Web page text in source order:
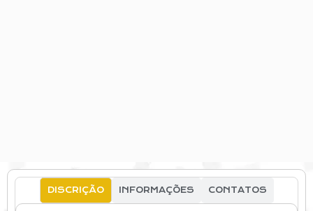
DISCRIÇÃO INFORMAÇÕES CONTATOS